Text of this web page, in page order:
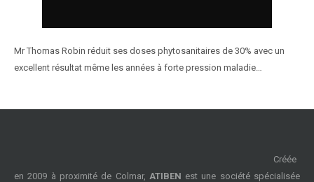
Mr Thomas Robin réduit ses doses phytosanitaires de 30% avec un
excellent résultat même les années à forte pression maladie…
Créée
en 2009 à proximité de Colmar, ATIBEN est une société spécialisée